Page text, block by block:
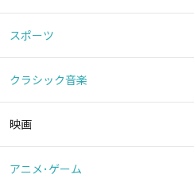
スポーツ
クラシック音楽
映画
アニメ･ゲーム